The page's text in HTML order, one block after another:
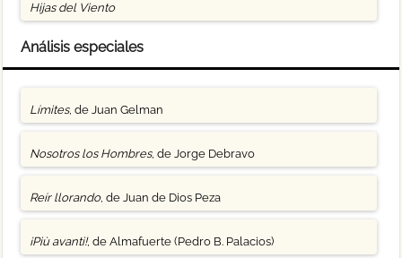
Hijas del Viento
Análisis especiales
Límites, de Juan Gelman
Nosotros los Hombres, de Jorge Debravo
Reír llorando, de Juan de Dios Peza
¡Più avanti!, de Almafuerte (Pedro B. Palacios)